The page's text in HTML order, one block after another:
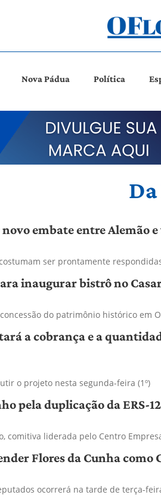
Nova Pádua Política
embate entre Alemão
ser prontamente
inaugurar bistrô no
do patrimônio histórico em
a cobrança e a
o projeto nesta segunda-feira (1º)
pela duplicação da ERS-
comitiva liderada pelo Centro
Flores da Cunha
ocorrerá na tarde de terça-